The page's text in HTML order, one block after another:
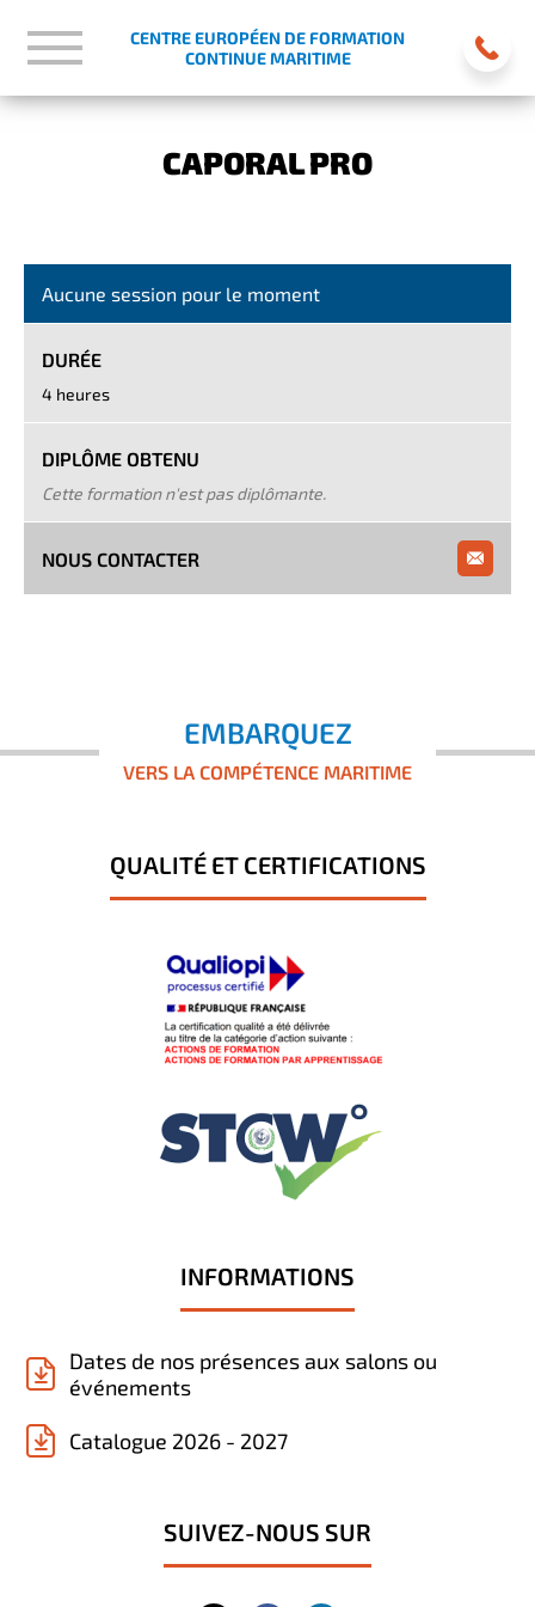
CENTRE EUROPÉEN DE FORMATION
CONTINUE MARITIME
CAPORAL PRO
Aucune session pour le moment
DURÉE
4 heures
DIPLÔME OBTENU
Cette formation n'est pas diplômante.
NOUS CONTACTER
EMBARQUEZ
VERS LA COMPÉTENCE MARITIME
QUALITÉ ET CERTIFICATIONS
INFORMATIONS
Dates de nos présences aux salons ou
événements
Catalogue 2026 - 2027
SUIVEZ-NOUS SUR